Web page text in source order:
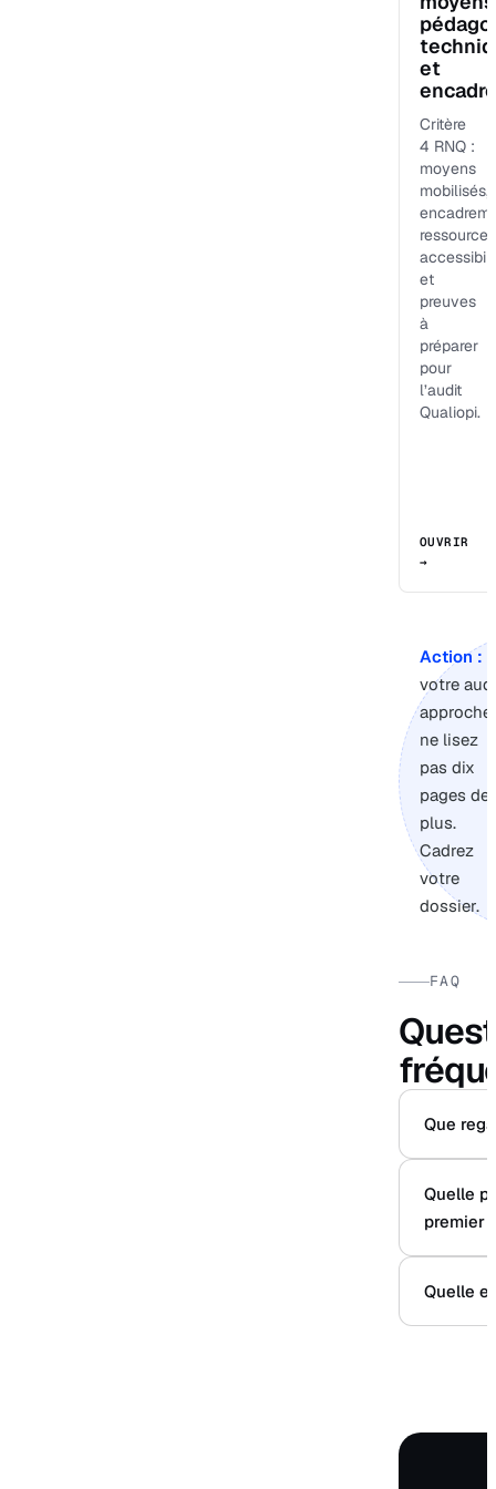
et
Critère
4 RNQ :
moyens
mobilisés,
et
preuves
à
préparer
pour
l’audit
Qualiopi.
OUVRIR
→
Action :
votre
approche,
ne lisez
pas dix
pages de
plus.
Cadrez
votre
dossier.
FAQ
Que
Quelle
premier
Quelle